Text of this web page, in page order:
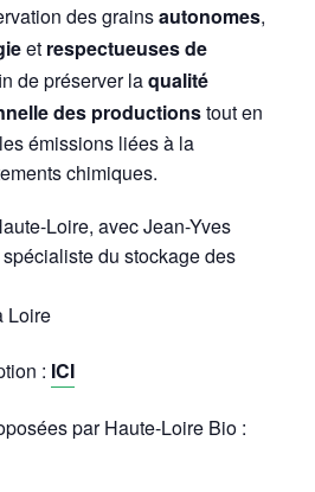
des grainsautonomes,
et respectueuses de
de préserver laqualité
des productionstout en
émissions liées à la
chimiques.
Loire, avec Jean-Yves
du stockage des
Loire
: ICI
par Haute-Loire Bio :